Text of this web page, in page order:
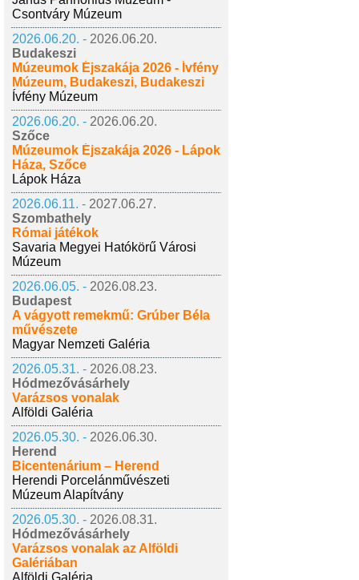
Csontváry Múzeum
2026.06.20. - 2026.06.20.
Budakeszi
Múzeumok Éjszakája 2026 - Ívfény
Múzeum, Budakeszi, Budakeszi
Ívfény Múzeum
2026.06.20. - 2026.06.20.
Szőce
Múzeumok Éjszakája 2026 - Lápok
Háza, Szőce
Lápok Háza
2026.06.11. - 2027.06.27.
Szombathely
Római játékok
Savaria Megyei Hatókörű Városi
Múzeum
2026.06.05. - 2026.08.23.
Budapest
A vágyott remekmű: Grúber Béla
művészete
Magyar Nemzeti Galéria
2026.05.31. - 2026.08.23.
Hódmezővásárhely
Varázsos vonalak
Alföldi Galéria
2026.05.30. - 2026.06.30.
Herend
Bicentenárium – Herend
Herendi Porcelánművészeti
Múzeum Alapítvány
2026.05.30. - 2026.08.31.
Hódmezővásárhely
Varázsos vonalak az Alföldi
Galériában
Alföldi Galéria